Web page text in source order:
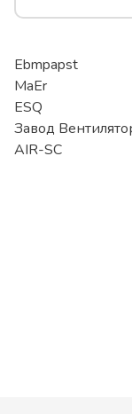
Ebmpapst
MaEr
ESQ
Завод
AIR-SC